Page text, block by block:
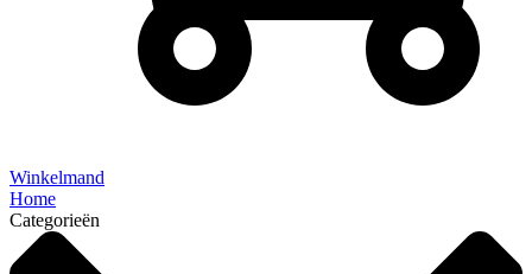
Winkelmand
Home
Categorieën